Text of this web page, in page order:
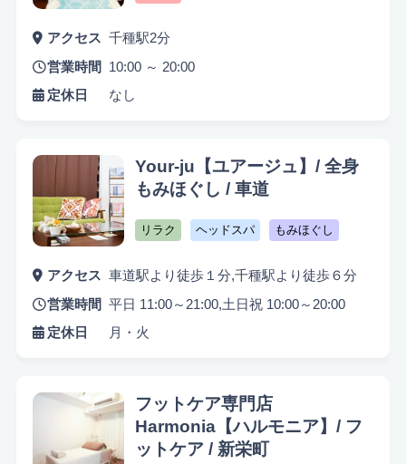
アクセス 千種駅2分
営業時間
10:00 ～ 20:00
定休日
なし
Your-ju【ユアージュ】/ 全身
もみほぐし / 車道
リラク ヘッドスパ もみほぐし
アクセス 車道駅より徒歩１分,千種駅より徒歩６分
営業時間
平日 11:00～21:00,土日祝 10:00～20:00
定休日
月・火
フットケア専門店
Harmonia【ハルモニア】/ フ
ットケア / 新栄町